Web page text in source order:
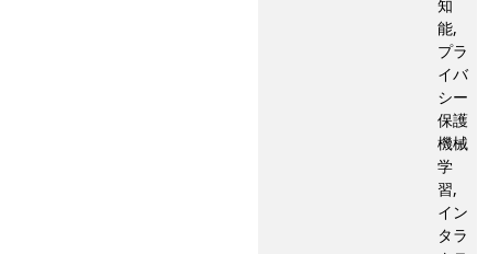
知
能,
プラ
イバ
シー
保護
機械
学
習,
イン
タラ